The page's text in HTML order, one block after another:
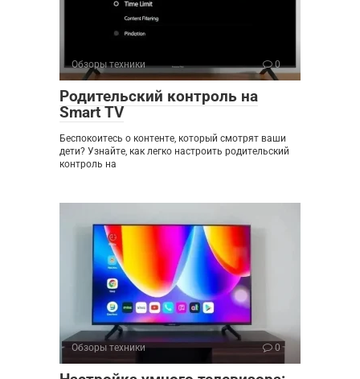
Обзоры техники 0
Родительский контроль на
Smart TV
Беспокоитесь о контенте, который смотрят ваши
дети? Узнайте, как легко настроить родительский
контроль на
Обзоры техники 0